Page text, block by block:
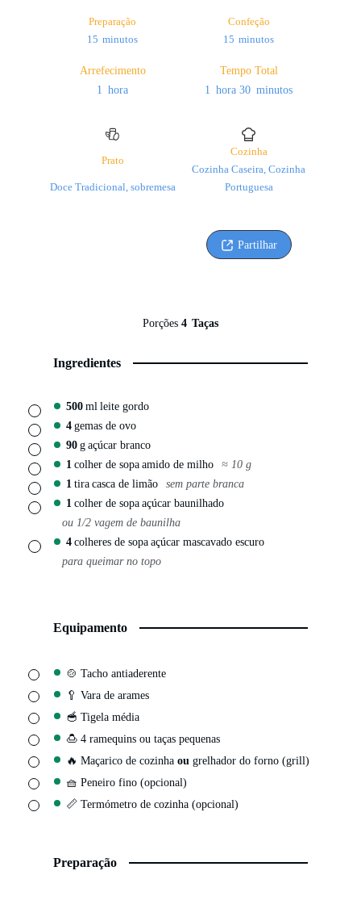
Preparação
15minutos
minutos
Confeção
15minutos
minutos
Arrefecimento
1 hora
hora
Tempo Total
1 hora
hora 30minutos
minutos
Prato
Doce Tradicional, sobremesa
Cozinha
Cozinha Caseira, Cozinha
Portuguesa
Partilhar
Porções 4 Taças
Ingredientes
▢ 500mlleite gordo
▢ 4gemas de ovo
▢ 90gaçúcar branco
▢ 1colher de sopaamido de milho ≈ 10 g
▢ 1tiracasca de limão sem parte branca
▢ 1colher de sopaaçúcar baunilhado
ou 1/2 vagem de baunilha
▢ 4colheres de sopaaçúcar mascavado escuro
para queimar no topo
Equipamento
▢ 🍲 Tacho antiaderente
▢ 🥄 Vara de arames
▢ 🥣 Tigela média
▢ 🍮 4 ramequins ou taças pequenas
▢ 🔥 Maçarico de cozinha ou grelhador do forno (grill)
▢ 🧺 Peneiro fino (opcional)
▢ 📏 Termómetro de cozinha (opcional)
Preparação